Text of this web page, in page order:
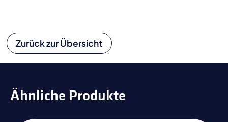
Zurück zur Übersicht
Ähnliche Produkte